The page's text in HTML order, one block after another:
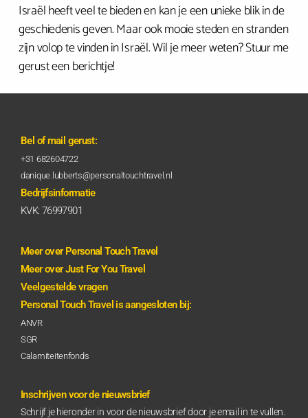
Israël heeft veel te bieden en kan je een unieke blik in de
geschiedenis geven. Maar ook mooie steden en stranden
zijn volop te vinden in Israël. Wil je meer weten? Stuur me
gerust een berichtje!
Bel of mail gerust:
+31 682604722
danique.lubberts@personaltouchtravel.nl
Bedrijfsinformatie
KVK: 76997901
Meer over Personal Touch Travel
Meer over Just For You Travel
Veelgestelde vragen
Personal Touch Travel is aangesloten bij:
ANVR
SGR
Calamiteitenfonds
Inschrijven voor de nieuwsbrief
Schrijf je hieronder in voor de nieuwsbrief door je email in te vullen.